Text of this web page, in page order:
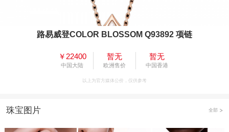
路易威登COLOR BLOSSOM Q93892 项链
￥22400
中国大陆
暂无
欧洲售价
暂无
中国香港
以上为官方媒体公价，仅供参考
珠宝图片 全部